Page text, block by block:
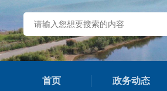
首页 政务动态